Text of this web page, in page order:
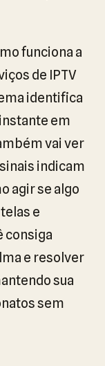
funciona a
de IPTV
identifica
em
vai ver
indicam
agir se algo
e
consiga
e resolver
sua
sem